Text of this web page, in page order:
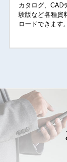
電源
電源ケ
注2
負荷、エンド
メータ設定を
を参照くださ
動作環境、動
注4
クラス ISO 4（
カタログ、CAD
験版など各種資
ロードできます。